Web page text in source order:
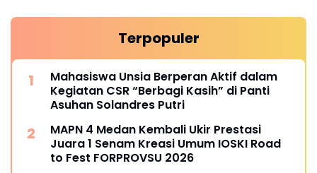
Terpopuler
Mahasiswa Unsia Berperan Aktif dalam
Kegiatan CSR “Berbagi Kasih” di Panti
Asuhan Solandres Putri
MAPN 4 Medan Kembali Ukir Prestasi
Juara 1 Senam Kreasi Umum IOSKI Road
to Fest FORPROVSU 2026